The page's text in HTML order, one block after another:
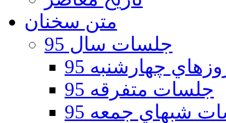
متن سخنان
جلسات سال 95
چهارشنبه 95
جلسات متفرقه 95
شبهاي جمعه 95